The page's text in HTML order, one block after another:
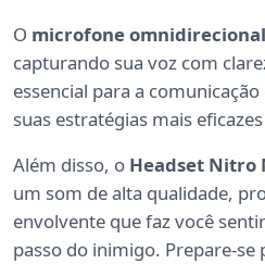
O microfone omnidirecional
capturando sua voz com
essencial para a
suas estratégias mais
Além disso, o Headset Nitro
um som de alta qualidade,
envolvente que faz você
passo do inimigo. Prepare-se